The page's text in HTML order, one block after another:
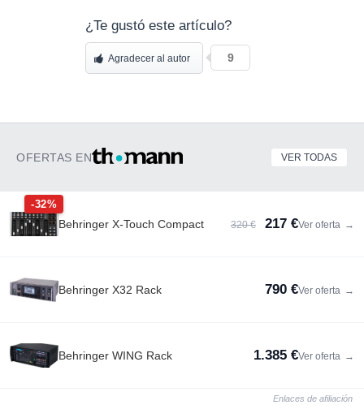
¿Te gustó este artículo?
Agradecer al autor 9
OFERTAS EN VER TODAS
-32%
Behringer X-Touch Compact 320 € 217 €Ver oferta →
Behringer X32 Rack 790 €Ver oferta →
Behringer WING Rack 1.385 €Ver oferta →
Enlaces de afiliación